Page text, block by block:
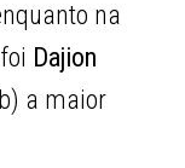
na
Dajion
a maior